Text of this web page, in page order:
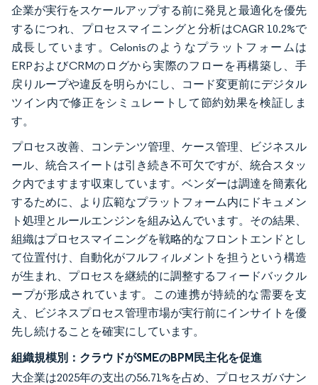
企業が実行をスケールアップする前に発見と最適化を優先
するにつれ、プロセスマイニングと分析はCAGR 10.2%で
成長しています。Celonisのようなプラットフォームは
ERPおよびCRMのログから実際のフローを再構築し、手
戻りループや違反を明らかにし、コード変更前にデジタル
ツイン内で修正をシミュレートして節約効果を検証しま
す。
プロセス改善、コンテンツ管理、ケース管理、ビジネスル
ール、統合スイートは引き続き不可欠ですが、統合スタッ
ク内でますます収束しています。ベンダーは調達を簡素化
するために、より広範なプラットフォーム内にドキュメン
ト処理とルールエンジンを組み込んでいます。その結果、
組織はプロセスマイニングを戦略的なフロントエンドとし
て位置付け、自動化がフルフィルメントを担うという構造
が生まれ、プロセスを継続的に調整するフィードバックル
ープが形成されています。この連携が持続的な需要を支
え、ビジネスプロセス管理市場が実行前にインサイトを優
先し続けることを確実にしています。
組織規模別：クラウドがSMEのBPM民主化を促進
大企業は2025年の支出の56.71%を占め、プロセスガバナン